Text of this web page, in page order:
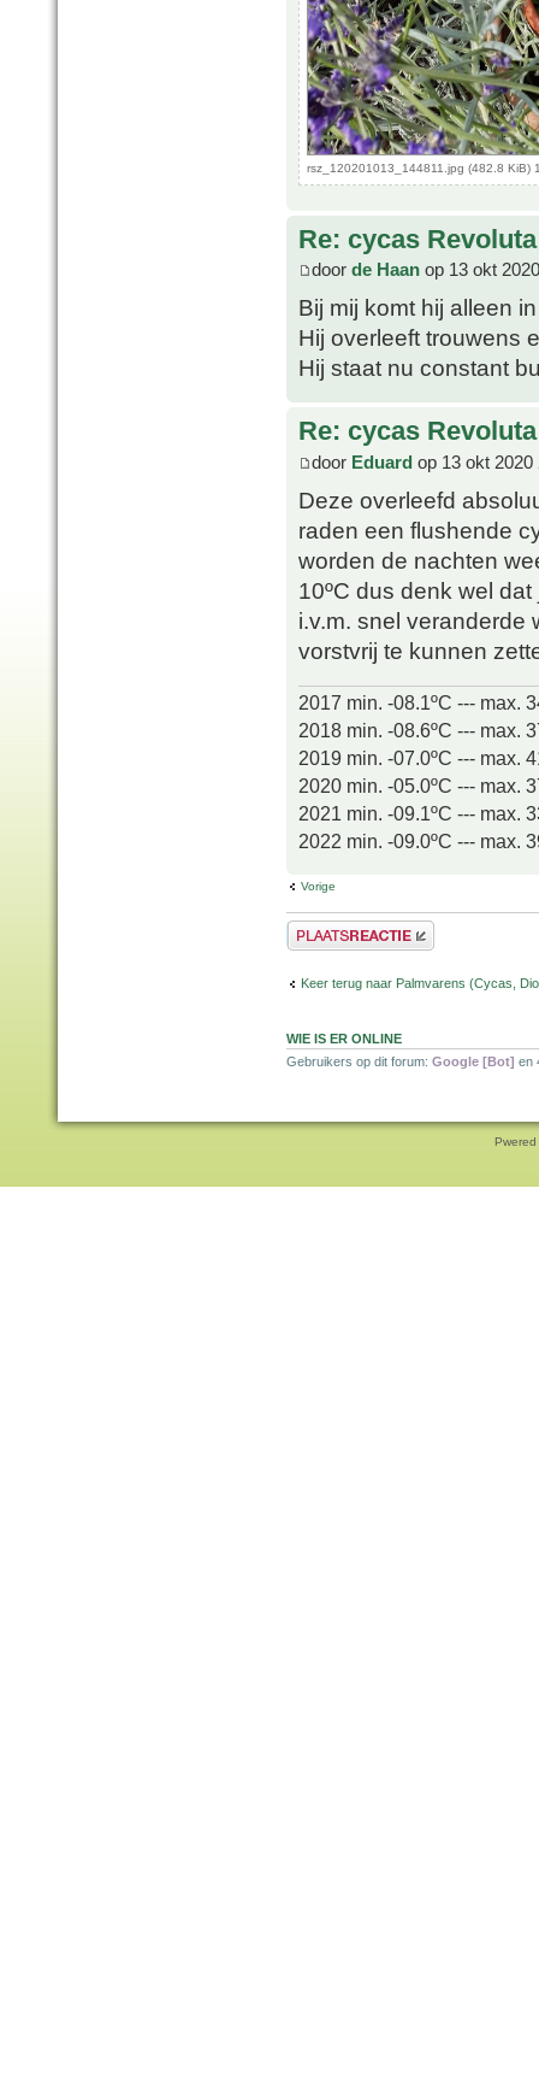
rsz_120201013_144811.jpg (482.8 KiB)
Re: cycas Revoluta
door de Haan op 13 okt
Bij mij komt hij alleen
Hij overleeft trouwens
Hij staat nu constant
Re: cycas Revoluta
door Eduard op 13 okt 2020
Deze overleefd
raden een flushende
worden de nachten
10ºC dus denk wel
i.v.m. snel veranderde
vorstvrij te kunnen
2017 min. -08.1ºC --- max.
2018 min. -08.6ºC --- max.
2019 min. -07.0ºC --- max.
2020 min. -05.0ºC --- max.
2021 min. -09.1ºC --- max.
2022 min. -09.0ºC --- max.
Vorige
Plaats een reactie
Keer terug naar Palmvarens (Cycas,
WIE IS ER ONLINE
Gebruikers op dit forum: Google [Bot] en